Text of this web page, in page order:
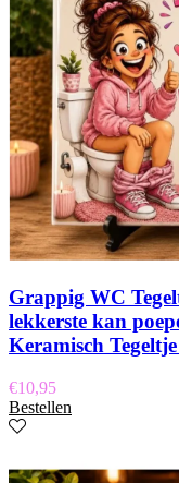
Grappig WC
lekkerste kan
Keramisch
€10,95
Bestellen